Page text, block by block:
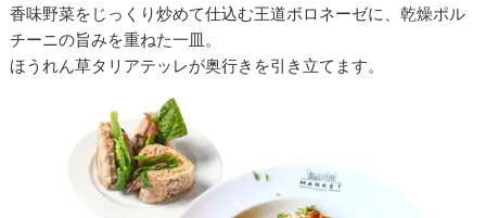
香味野菜をじっくり炒めて仕込む王道ボロネーゼに、乾燥ポル
チーニの旨みを重ねた一皿。
ほうれん草タリアテッレが奥行きを引き立てます。